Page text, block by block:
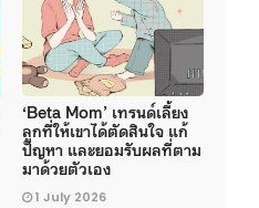
‘Beta Mom’ เทรนด์เลี้ยง
ลูกที่ให้เขาได้ตัดสินใจ แก้
ปัญหา และยอมรับผลที่ตาม
มาด้วยตัวเอง
1 July 2026